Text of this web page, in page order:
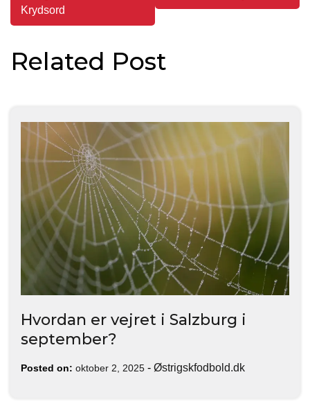
Krydsord
Related Post
Hvordan er vejret i Salzburg i
september?
Posted on: oktober 2, 2025 - Østrigskfodbold.dk